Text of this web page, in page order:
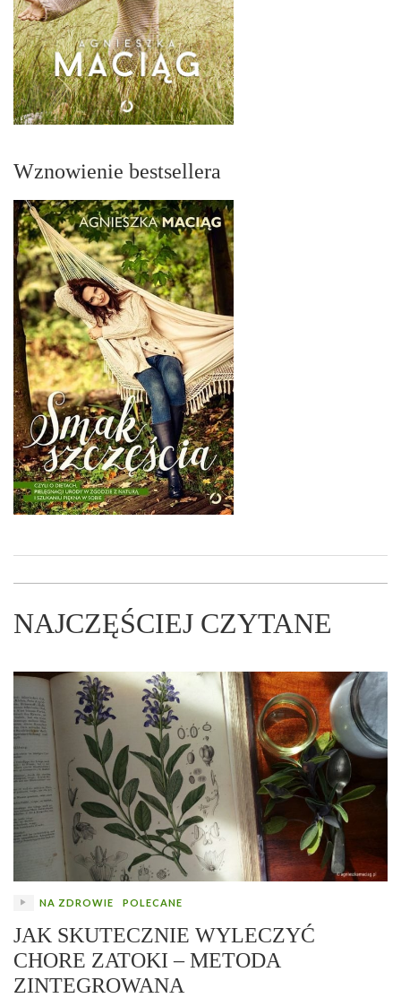
Wznowienie bestsellera
NAJCZĘŚCIEJ CZYTANE
NA ZDROWIE POLECANE
JAK SKUTECZNIE WYLECZYĆ
CHORE ZATOKI – METODA
ZINTEGROWANA